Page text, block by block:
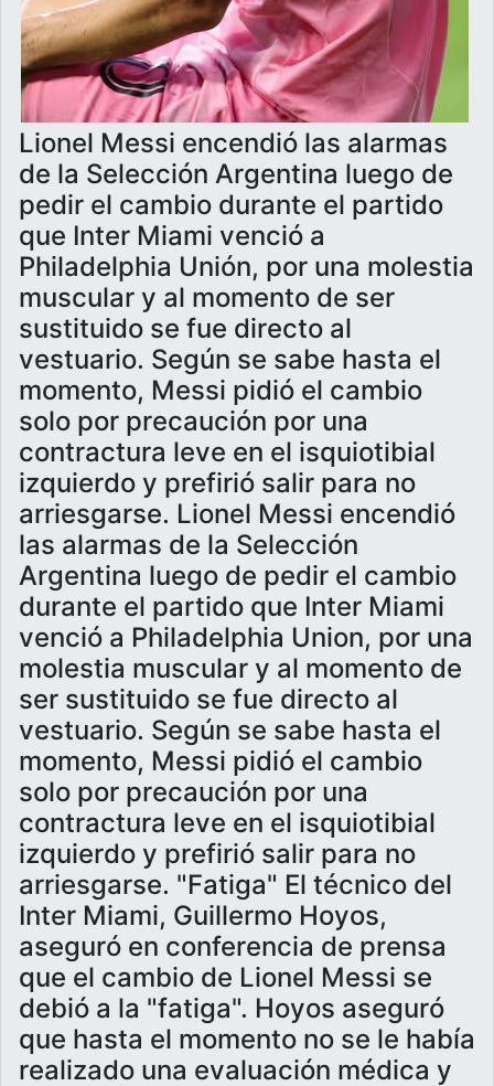
Lionel Messi encendió las alarmas
de la Selección Argentina luego de
pedir el cambio durante el partido
que Inter Miami venció a
Philadelphia Unión, por una molestia
muscular y al momento de ser
sustituido se fue directo al
vestuario. Según se sabe hasta el
momento, Messi pidió el cambio
solo por precaución por una
contractura leve en el isquiotibial
izquierdo y prefirió salir para no
arriesgarse. Lionel Messi encendió
las alarmas de la Selección
Argentina luego de pedir el cambio
durante el partido que Inter Miami
venció a Philadelphia Union, por una
molestia muscular y al momento de
ser sustituido se fue directo al
vestuario. Según se sabe hasta el
momento, Messi pidió el cambio
solo por precaución por una
contractura leve en el isquiotibial
izquierdo y prefirió salir para no
arriesgarse. "Fatiga" El técnico del
Inter Miami, Guillermo Hoyos,
aseguró en conferencia de prensa
que el cambio de Lionel Messi se
debió a la "fatiga". Hoyos aseguró
que hasta el momento no se le había
realizado una evaluación médica y